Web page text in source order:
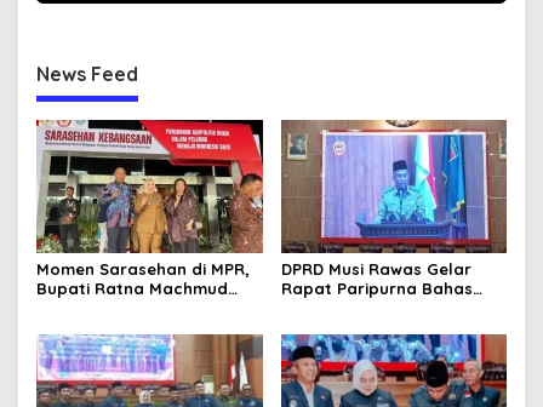
News Feed
Momen Sarasehan di MPR,
Bupati Ratna Machmud
Geopolitik Global
DPRD Musi Rawas Gelar
Rapat Paripurna Bahas